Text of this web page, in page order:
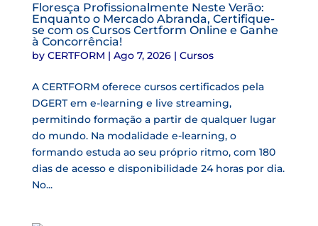
Floresça Profissionalmente Neste Verão:
Enquanto o Mercado Abranda, Certifique-
se com os Cursos Certform Online e Ganhe
à Concorrência!
by CERTFORM | Ago 7, 2026| Cursos
A CERTFORM oferece cursos certificados pela
DGERT em e-learning e live streaming,
permitindo formação a partir de qualquer lugar
do mundo. Na modalidade e-learning, o
formando estuda ao seu próprio ritmo, com 180
dias de acesso e disponibilidade 24 horas por dia.
No...